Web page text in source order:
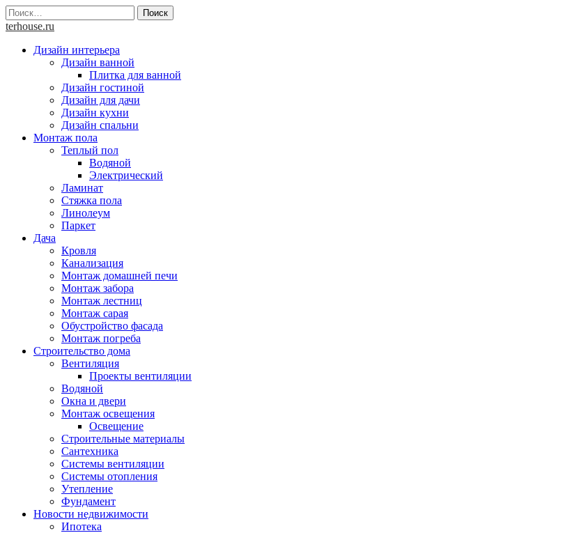
Skip
to
Найти:
terhouse.ru
Дизайн интерьера
Дизайн ванной
Плитка для ванной
Дизайн гостиной
Дизайн для дачи
Дизайн кухни
Дизайн спальни
Монтаж пола
Теплый пол
Водяной
Электрический
Ламинат
Стяжка пола
Линолеум
Паркет
Дача
Кровля
Канализация
Монтаж домашней печи
Монтаж забора
Монтаж лестниц
Монтаж сарая
Обустройство фасада
Монтаж погреба
Строительство дома
Вентиляция
Проекты вентиляции
Водяной
Окна и двери
Монтаж освещения
Освещение
Строительные материалы
Сантехника
Системы вентиляции
Системы отопления
Утепление
Фундамент
Новости недвижимости
Ипотека